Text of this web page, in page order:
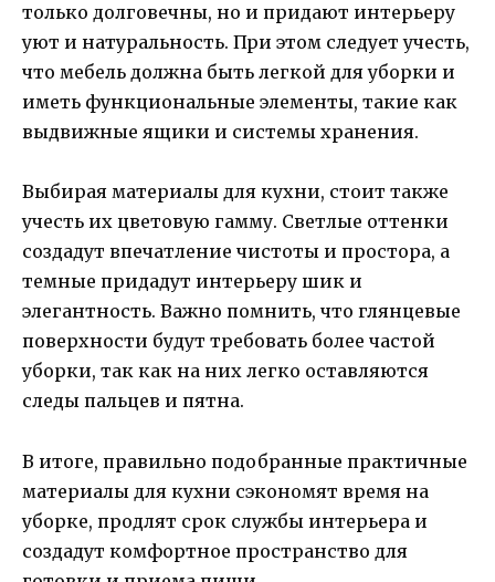
только долговечны, но и придают интерьеру
уют и натуральность. При этом следует учесть,
что мебель должна быть легкой для уборки и
иметь функциональные элементы, такие как
выдвижные ящики и системы хранения.
Выбирая материалы для кухни, стоит также
учесть их цветовую гамму. Светлые оттенки
создадут впечатление чистоты и простора, а
темные придадут интерьеру шик и
элегантность. Важно помнить, что глянцевые
поверхности будут требовать более частой
уборки, так как на них легко оставляются
следы пальцев и пятна.
В итоге, правильно подобранные практичные
материалы для кухни сэкономят время на
уборке, продлят срок службы интерьера и
создадут комфортное пространство для